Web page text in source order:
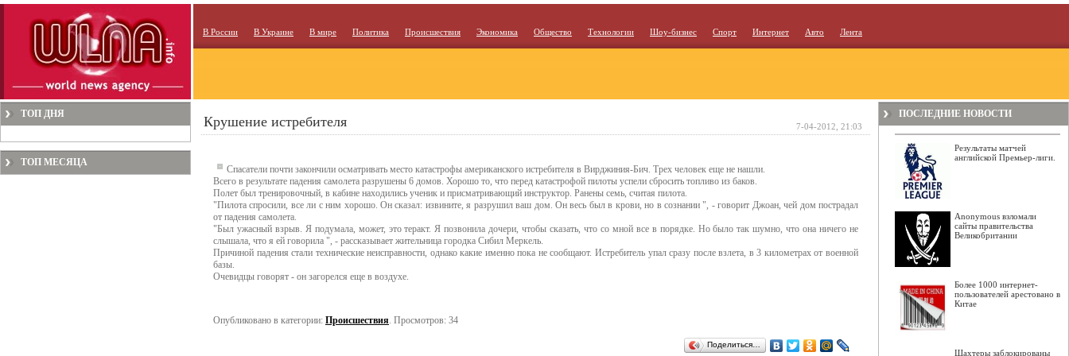
В России В Украине В мире Политика Происшествия Экономика Общество Технологии Шоу-бизнес Спорт Интернет Авто Лента
ТОП ДНЯ
ТОП МЕСЯЦА
Крушение истребителя
Спасатели почти закончили осматривать место катастрофы американского истребителя в Вирджиния-Бич. Трех человек еще не нашли.
Всего в результате падения самолета разрушены 6 домов. Хорошо то, что перед катастрофой пилоты успели сбросить топливо из баков.
Полет был тренировочный, в кабине находились ученик и присматривающий инструктор. Ранены семь, считая пилота.
"Пилота спросили, все ли с ним хорошо. Он сказал: извините, я разрушил ваш дом. Он весь был в крови, но в сознании ", - говорит Джоан, чей дом пострадал
от падения самолета.
"Был ужасный взрыв. Я подумала, может, это теракт. Я позвонила дочери, чтобы сказать, что со мной все в порядке. Но было так шумно, что она ничего не
слышала, что я ей говорила ", - рассказывает жительница городка Сибил Меркель.
Причиной падения стали технические неисправности, однако какие именно пока не сообщают. Истребитель упал сразу после взлета, в 3 километрах от военной
базы.
Очевидцы говорят - он загорелся еще в воздухе.
Опубликовано в категории: Происшествия. Просмотров: 34
Поделиться…
7-04-2012, 21:03
ПОСЛЕДНИЕ НОВОСТИ
Результаты матчей
английской Премьер-лиги.
Anonymous взломали
сайты правительства
Великобритании
Более 1000 интернет-
пользователей арестовано в
Китае
Шахтеры заблокированы